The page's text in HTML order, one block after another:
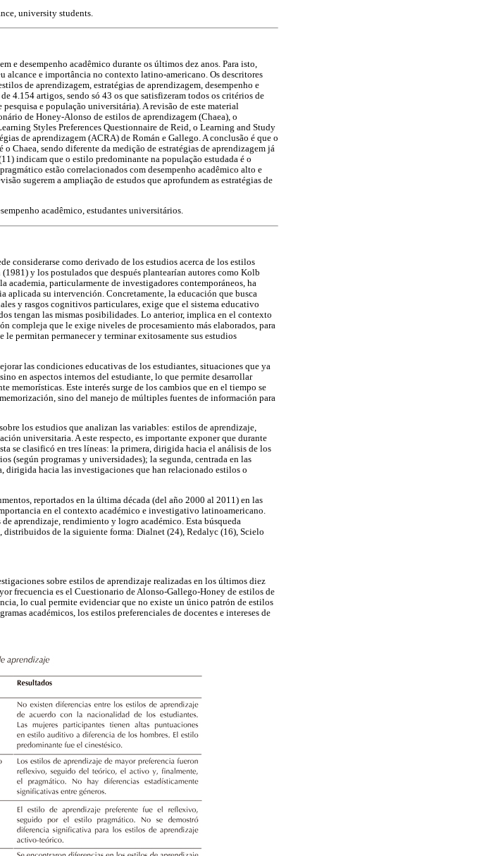
university students.
e desempenho acadêmico durante os últimos dez anos. Para isto,
alcance e importância no contexto latino-americano. Os descritores
de aprendizagem, estratégias de aprendizagem, desempenho e
4.154 artigos, sendo só 43 os que satisfizeram todos os critérios de
e população universitária). A revisão de este material
de Honey-Alonso de estilos de aprendizagem (Chaea), o
Styles Preferences Questionnaire de Reid, o Learning and Study
de aprendizagem (ACRA) de Román e Gallego. A conclusão é que o
Chaea, sendo diferente da medição de estratégias de aprendizagem já
indicam que o estilo predominante na população estudada é o
estão correlacionados com desempenho acadêmico alto e
sugerem a ampliação de estudos que aprofundem as estratégias de
acadêmico, estudantes universitários.
considerarse como derivado de los estudios acerca de los estilos
y los postulados que después plantearían autores como Kolb
particularmente de investigadores contemporáneos, ha
aplicada su intervención. Concretamente, la educación que busca
y rasgos cognitivos particulares, exige que el sistema educativo
tengan las mismas posibilidades. Lo anterior, implica en el contexto
que le exige niveles de procesamiento más elaborados, para
permitan permanecer y terminar exitosamente sus estudios
las condiciones educativas de los estudiantes, situaciones que ya
en aspectos internos del estudiante, lo que permite desarrollar
memorísticas. Este interés surge de los cambios que en el tiempo se
sino del manejo de múltiples fuentes de información para
los estudios que analizan las variables: estilos de aprendizaje,
universitaria. A este respecto, es importante exponer que durante
se clasificó en tres líneas: la primera, dirigida hacia el análisis de los
(según programas y universidades); la segunda, centrada en las
dirigida hacia las investigaciones que han relacionado estilos o
reportados en la última década (del año 2000 al 2011) en las
en el contexto académico e investigativo latinoamericano.
aprendizaje, rendimiento y logro académico. Esta búsqueda
de la siguiente forma: Dialnet (24), Redalyc (16), Scielo
sobre estilos de aprendizaje realizadas en los últimos diez
frecuencia es el Cuestionario de Alonso-Gallego-Honey de estilos de
lo cual permite evidenciar que no existe un único patrón de estilos
académicos, los estilos preferenciales de docentes e intereses de